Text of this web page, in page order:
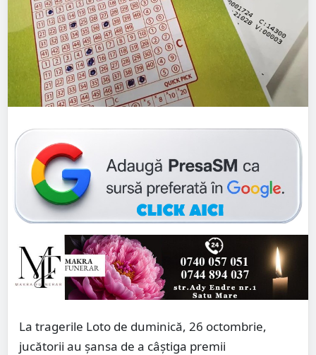
La tragerile Loto de duminică, 26 octombrie,
jucătorii au șansa de a câștiga premii